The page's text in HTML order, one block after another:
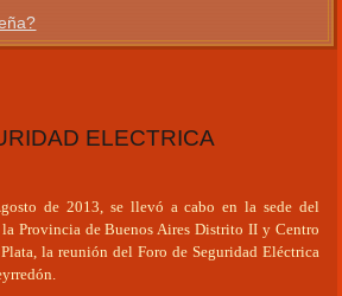
ELECTRICA
de 2013, se llevó a cabo en la sede del
Provincia de Buenos Aires Distrito II y Centro
la reunión del Foro de Seguridad Eléctrica